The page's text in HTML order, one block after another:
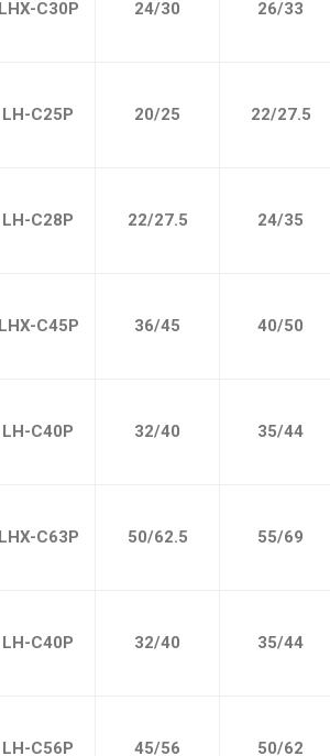
LHX-C30P 24/30 26/33
LH-C25P 20/25 22/27.5
LH-C28P 22/27.5 24/35
LHX-C45P 36/45 40/50
LH-C40P 32/40 35/44
LHX-C63P 50/62.5 55/69
LH-C40P 32/40 35/44
LH-C56P 45/56 50/62